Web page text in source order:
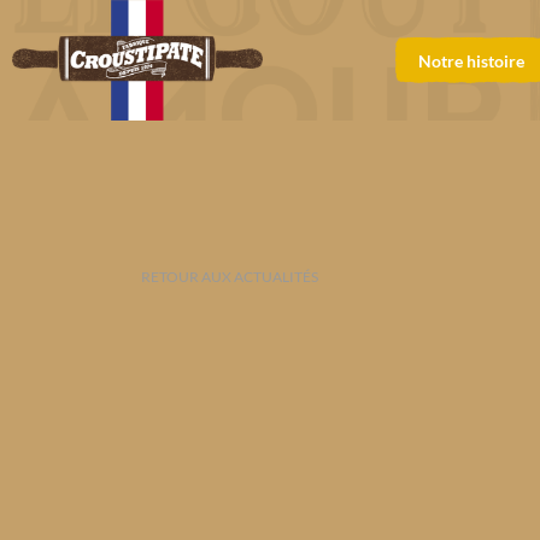
Notre histoire
RETOUR AUX ACTUALITÉS